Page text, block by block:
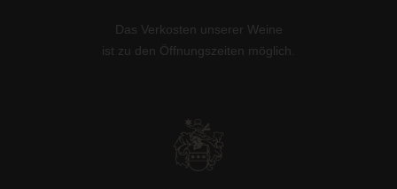
Das Verkosten unserer Weine
ist zu den Öffnungszeiten möglich.